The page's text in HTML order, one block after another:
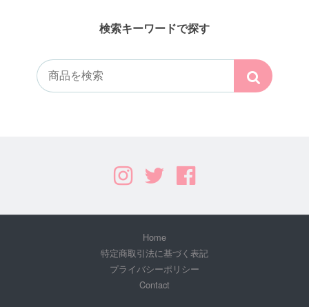
検索キーワードで探す
Home
特定商取引法に基づく表記
プライバシーポリシー
Contact